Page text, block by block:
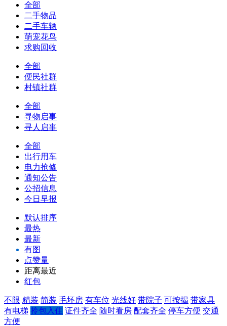
全部
二手物品
二手车辆
萌宠花鸟
求购回收
全部
便民社群
村镇社群
全部
寻物启事
寻人启事
全部
出行用车
电力抢修
通知公告
公招信息
今日早报
默认排序
最热
最新
有图
点赞量
距离最近
红包
不限 精装 简装 毛坯房 有车位 光线好 带院子 可按揭 带家具
有电梯 拎包入住 证件齐全 随时看房 配套齐全 停车方便 交通
方便